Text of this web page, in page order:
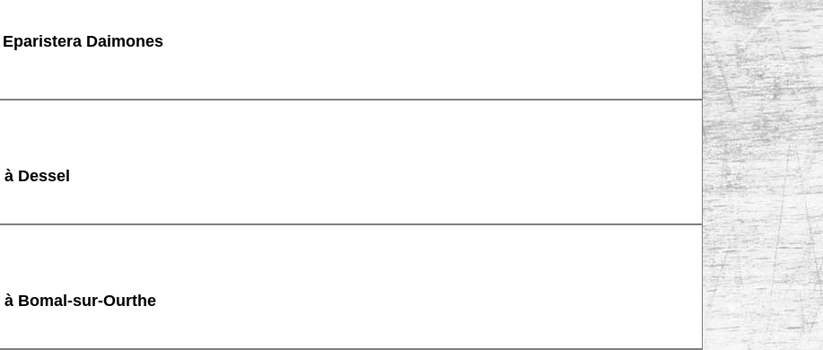
Eparistera Daimones
à Dessel
à Bomal-sur-Ourthe